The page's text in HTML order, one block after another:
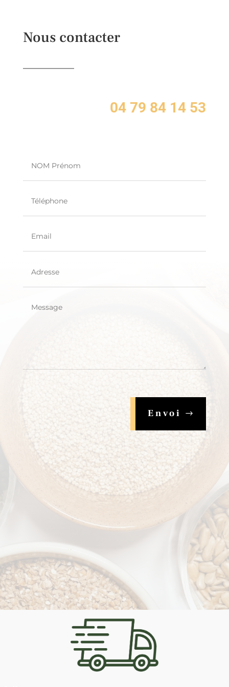
Nous contacter
04 79 84 14 53
Envoi